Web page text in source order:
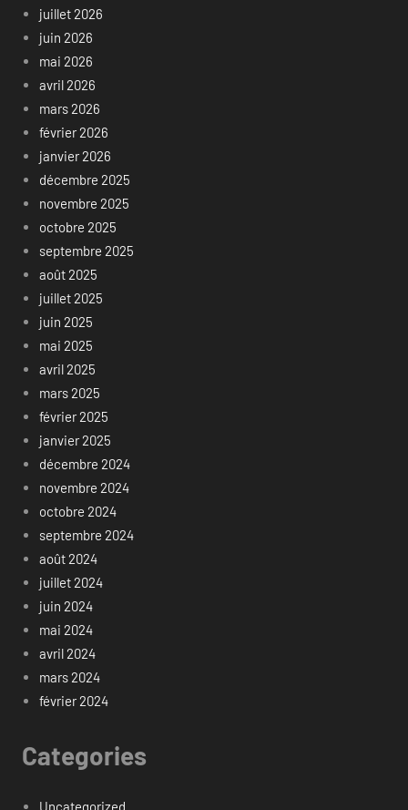
juillet 2026
juin 2026
mai 2026
avril 2026
mars 2026
février 2026
janvier 2026
décembre 2025
novembre 2025
octobre 2025
septembre 2025
août 2025
juillet 2025
juin 2025
mai 2025
avril 2025
mars 2025
février 2025
janvier 2025
décembre 2024
novembre 2024
octobre 2024
septembre 2024
août 2024
juillet 2024
juin 2024
mai 2024
avril 2024
mars 2024
février 2024
Categories
Uncategorized